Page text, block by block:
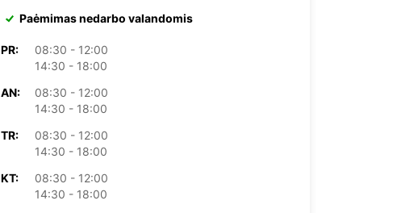
Paėmimas nedarbo valandomis
PR:
08:30 - 12:00
14:30 - 18:00
AN:
08:30 - 12:00
14:30 - 18:00
TR:
08:30 - 12:00
14:30 - 18:00
KT:
08:30 - 12:00
14:30 - 18:00